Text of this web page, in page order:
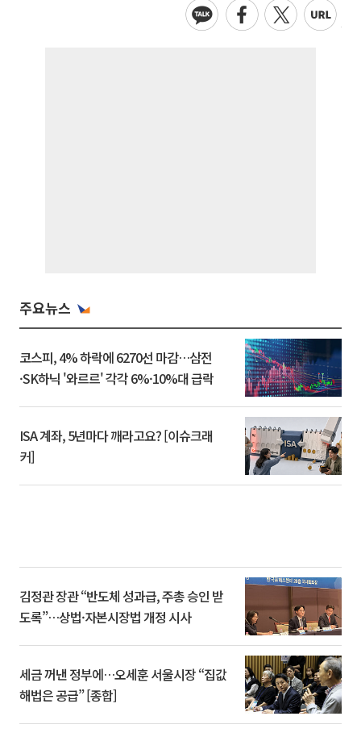
주요뉴스
코스피, 4% 하락에 6270선 마감…삼전
·SK하닉 '와르르' 각각 6%·10%대 급락
ISA 계좌, 5년마다 깨라고요? [이슈크래
커]
김정관 장관 “반도체 성과급, 주총 승인 받
도록”…상법·자본시장법 개정 시사
세금 꺼낸 정부에…오세훈 서울시장 “집값
해법은 공급” [종합]